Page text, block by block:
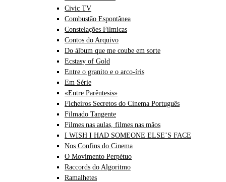
Civic TV
Combustão Espontânea
Constelações Fílmicas
Contos do Arquivo
Do álbum que me coube em sorte
Ecstasy of Gold
Entre o granito e o arco-íris
Em Série
«Entre Parêntesis»
Ficheiros Secretos do Cinema Português
Filmado Tangente
Filmes nas aulas, filmes nas mãos
I WISH I HAD SOMEONE ELSE’S FACE
Nos Confins do Cinema
O Movimento Perpétuo
Raccords do Algoritmo
Ramalhetes